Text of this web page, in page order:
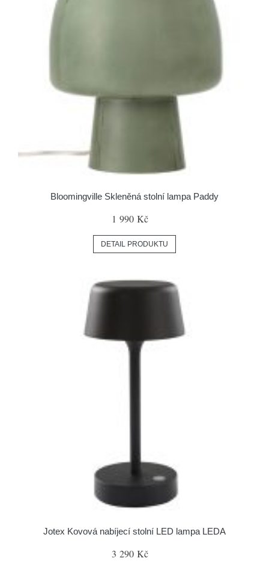
Bloomingville Skleněná stolní lampa Paddy
1 990 Kč
DETAIL PRODUKTU
Jotex Kovová nabíjecí stolní LED lampa LEDA
3 290 Kč